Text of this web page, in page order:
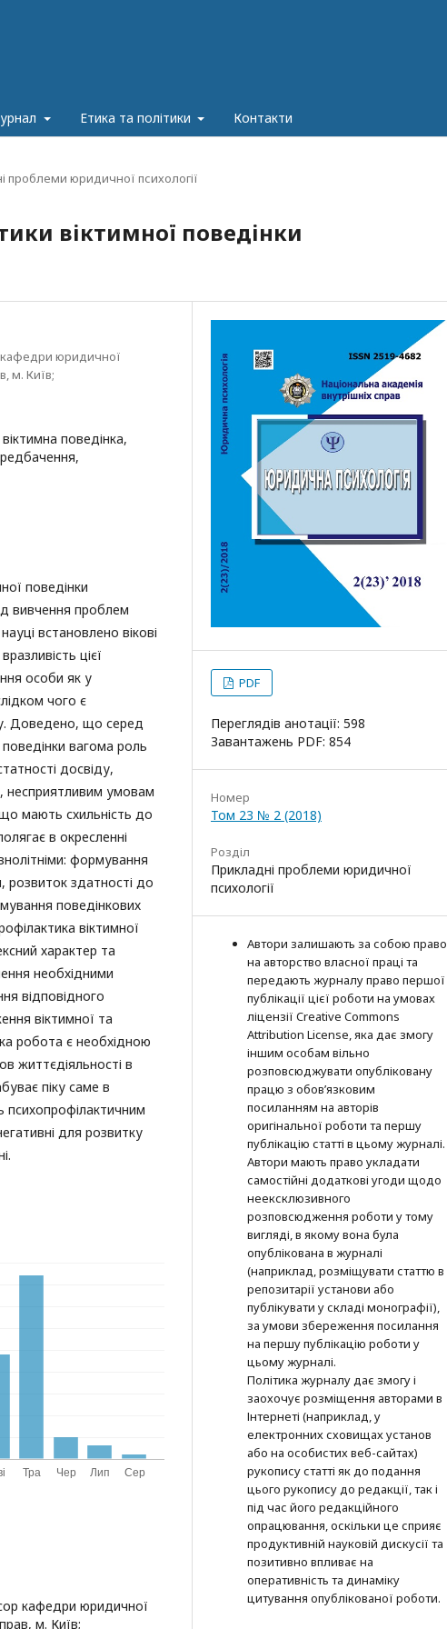
Етика та політики Контакти
проблеми юридичної психології
віктимної поведінки
кафедри юридичної
м. Київ;
поведінка,
поведінки
вивчення проблем
встановлено вікові
цієї
особи як у
чого є
Доведено, що серед
вагома роль
досвіду,
несприятливим умовам
мають схильність до
в окресленні
формування
розвиток здатності до
поведінкових
віктимної
характер та
необхідними
відповідного
віктимної та
робота є необхідною
життєдіяльності в
піку саме в
психопрофілактичним
для розвитку
кафедри юридичної
м. Київ;
PDF
Переглядів анотації: 598
Завантажень PDF: 854
Номер
Том 23 № 2 (2018)
Розділ
Прикладні проблеми юридичної
психології
Автори залишають за собою право
на авторство власної праці та
передають журналу право першої
публікації цієї роботи на умовах
ліцензії Creative Commons
Attribution License, яка дає змогу
іншим особам вільно
розповсюджувати опубліковану
працю з обов’язковим
посиланням на авторів
оригінальної роботи та першу
публікацію статті в цьому журналі.
Автори мають право укладати
самостійні додаткові угоди щодо
неексклюзивного
розповсюдження роботи у тому
вигляді, в якому вона була
опублікована в журналі
(наприклад, розміщувати статтю в
репозитарії установи або
публікувати у складі монографії),
за умови збереження посилання
на першу публікацію роботи у
цьому журналі.
Політика журналу дає змогу і
заохочує розміщення авторами в
Інтернеті (наприклад, у
електронних сховищах установ
або на особистих веб-сайтах)
рукопису статті як до подання
цього рукопису до редакції, так і
під час його редакційного
опрацювання, оскільки це сприяє
продуктивній науковій дискусії та
позитивно впливає на
оперативність та динаміку
цитування опублікованої роботи.